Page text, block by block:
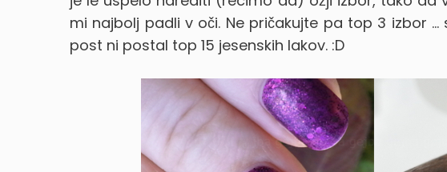
mi najbolj padli v oči. Ne pričakujte pa top 3 izbor
post ni postal top 15 jesenskih lakov. :D